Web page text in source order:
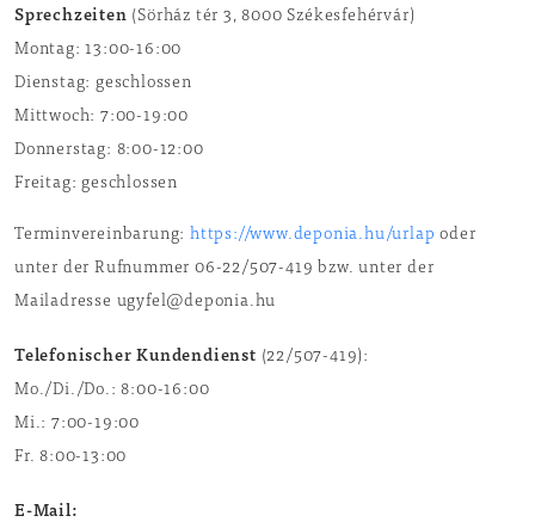
Sprechzeiten (Sörház tér 3, 8000 Székesfehérvár)
Montag: 13:00-16:00
Dienstag: geschlossen
Mittwoch: 7:00-19:00
Donnerstag: 8:00-12:00
Freitag: geschlossen
Terminvereinbarung:https://www.deponia.hu/urlap oder
unter der Rufnummer 06-22/507-419 bzw. unter der
Mailadresse ugyfel@deponia.hu
Telefonischer Kundendienst (22/507-419):
Mo./Di./Do.: 8:00-16:00
Mi.: 7:00-19:00
Fr. 8:00-13:00
E-Mail: